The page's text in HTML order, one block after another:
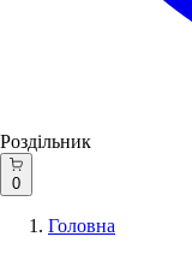
Роздільник
0
Головна